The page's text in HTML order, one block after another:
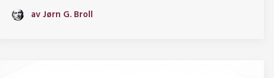
av Jørn G. Broll